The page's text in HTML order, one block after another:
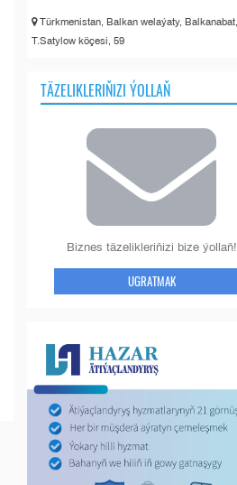
Türkmenistan, Balkan welaýaty, Balkanabat,
T.Satylow köçesi, 59
TÄZELIKLERIŇIZI ÝOLLAŇ
Biznes täzelikleriňizi bize ýollaň!
UGRATMAK